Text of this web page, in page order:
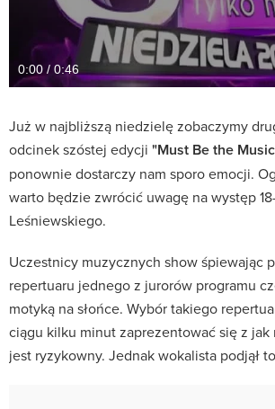
0:00 / 0:46
Już w najbliższą niedzielę zobaczymy
odcinek szóstej edycji "Must Be the
ponownie dostarczy nam sporo emocji.
warto będzie zwrócić uwagę na występ
Leśniewskiego.
Uczestnicy muzycznych show śpiewając
repertuaru jednego z jurorów programu
motyką na słońce. Wybór takiego
ciągu kilku minut zaprezentować się z
jest ryzykowny. Jednak wokalista podjął